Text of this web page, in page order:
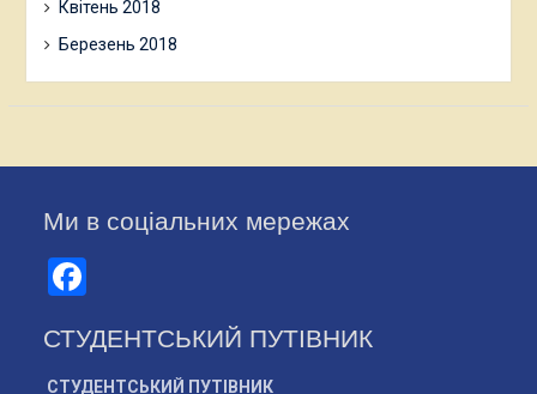
Квітень 2018
Березень 2018
Ми в соціальних мережах
СТУДЕНТСЬКИЙ ПУТІВНИК
СТУДЕНТСЬКИЙ ПУТІВНИК